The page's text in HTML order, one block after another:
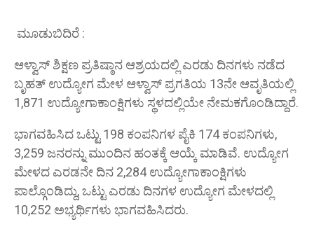
ಮೂಡುಬಿದಿರೆ :
ಆಳ್ವಾಸ್ ಶಿಕ್ಷಣ ಪ್ರತಿಷ್ಠಾನ ಆಶ್ರಯದಲ್ಲಿ ಎರಡು ದಿನಗಳು ನಡೆದ
ಬೃಹತ್ ಉದ್ಯೋಗ ಮೇಳ ಆಳ್ವಾಸ್ ಪ್ರಗತಿಯ 13ನೇ ಆವೃತಿಯಲ್ಲಿ
1,871 ಉದ್ಯೋಗಾಕಾಂಕ್ಷಿಗಳು ಸ್ಥಳದಲ್ಲಿಯೇ ನೇಮಕಗೊಂಡಿದ್ದಾರೆ.
ಭಾಗವಹಿಸಿದ ಒಟ್ಟು 198 ಕಂಪನಿಗಳ ಪೈಕಿ 174 ಕಂಪನಿಗಳು,
3,259 ಜನರನ್ನು ಮುಂದಿನ ಹಂತಕ್ಕೆ ಆಯ್ಕೆ ಮಾಡಿವೆ. ಉದ್ಯೋಗ
ಮೇಳದ ಎರಡನೇ ದಿನ 2,284 ಉದ್ಯೋಗಾಕಾಂಕ್ಷಿಗಳು
ಪಾಲ್ಗೊಂಡಿದ್ದು, ಒಟ್ಟು ಎರಡು ದಿನಗಳ ಉದ್ಯೋಗ ಮೇಳದಲ್ಲಿ
10,252 ಅಭ್ಯರ್ಥಿಗಳು ಭಾಗವಹಿಸಿದರು.